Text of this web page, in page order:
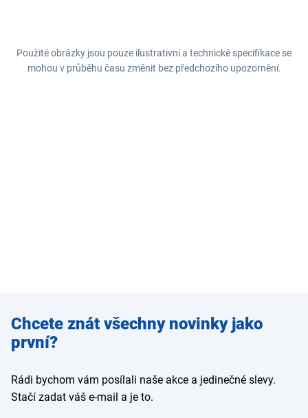
Použité obrázky jsou pouze ilustrativní a technické specifikace se
mohou v průběhu času změnit bez předchozího upozornění.
Zadejte
e-mail
Chcete znát všechny novinky jako
první?
Rádi bychom vám posílali naše akce a jedinečné slevy.
Stačí zadat váš e-mail a je to.